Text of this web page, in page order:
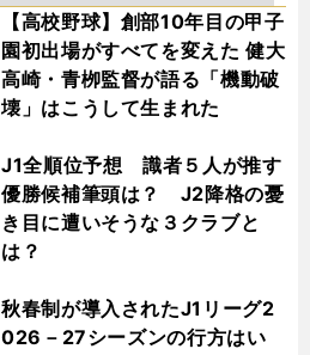
【高校野球】創部10年目の甲子
園初出場がすべてを変えた 健大
高崎・青栁監督が語る「機動破
壊」はこうして生まれた
J1全順位予想 識者５人が推す
優勝候補筆頭は？ J2降格の憂
き目に遭いそうな３クラブと
は？
秋春制が導入されたJ1リーグ2
026－27シーズンの行方はい